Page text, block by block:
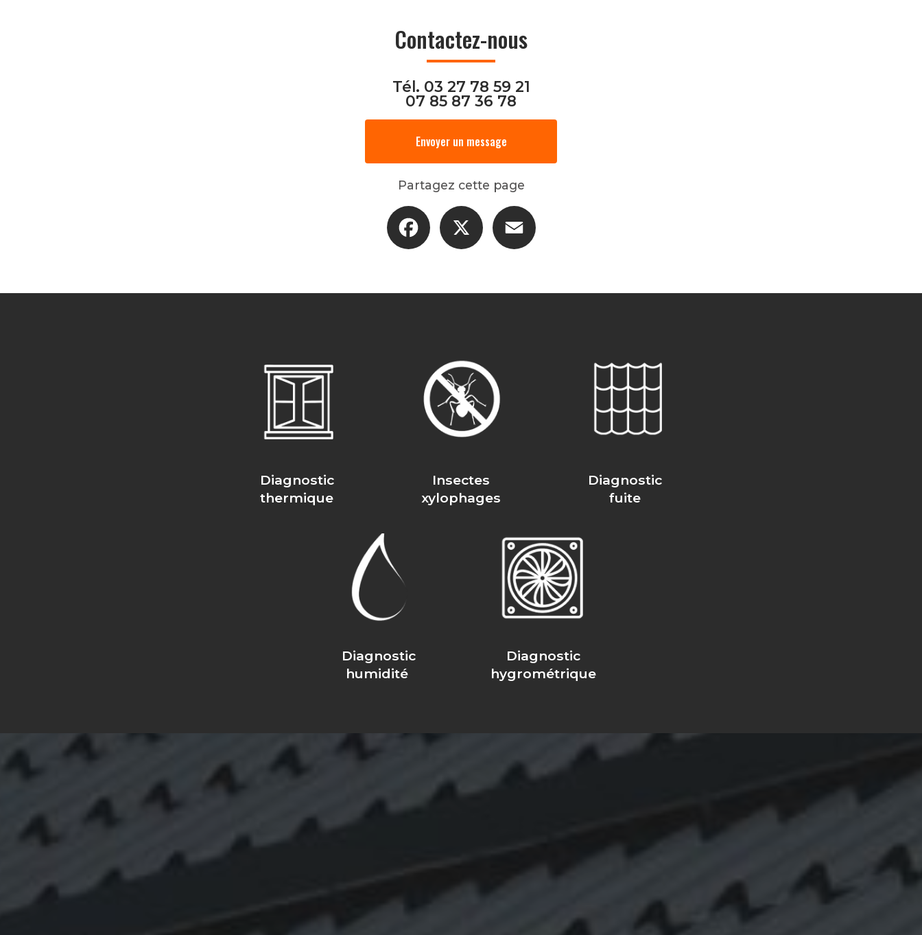
Contactez-nous
Tél. 03 27 78 59 21
07 85 87 36 78
Envoyer un message
Partagez cette page
Facebook
Diagnostic
thermique
Insectes
xylophages
Diagnostic
fuite
Diagnostic
humidité
Diagnostic
hygrométrique